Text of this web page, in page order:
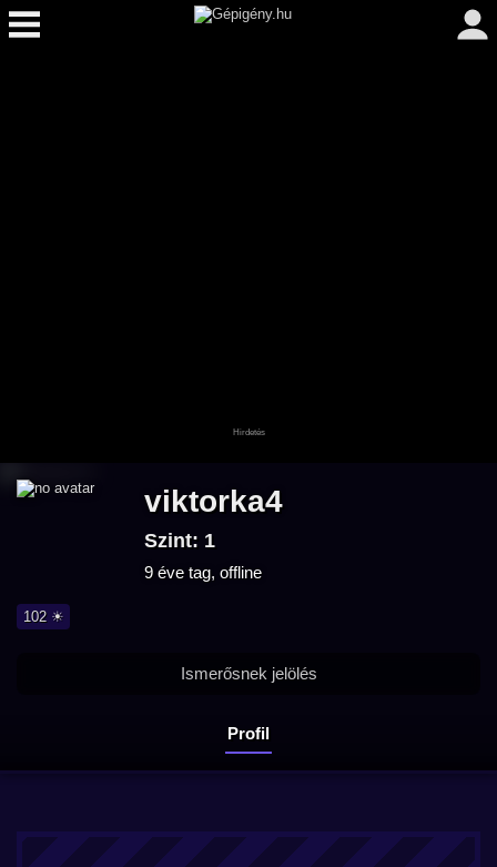
viktorka4
Szint: 1
9 éve tag, offline
102 ☀
Profil
Ismerősnek jelölés